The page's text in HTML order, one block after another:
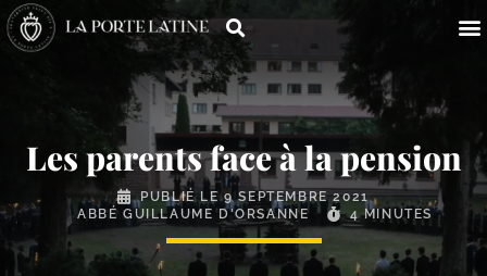
Les parents face à la pension
PUBLIÉ LE9 SEPTEMBRE 2021
ABBÉ GUILLAUME D'ORSANNE
4 MINUTES